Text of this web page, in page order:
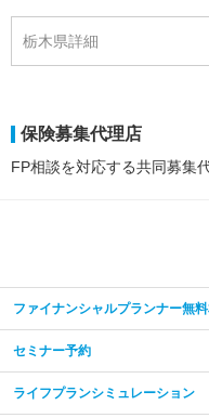
栃木県詳細
保険募集代理店
FP相談を対応する共同募集
ファイナンシャルプランナー無
セミナー予約
ライフプランシミュレーション